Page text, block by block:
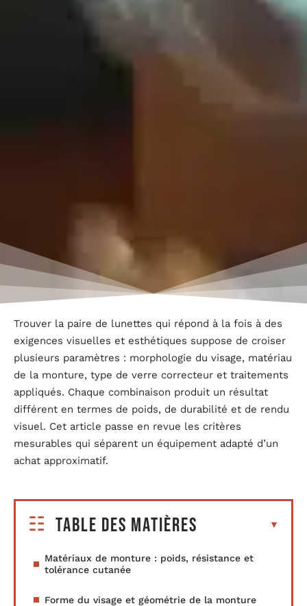
Trouver la paire de lunettes qui répond à la fois à des
exigences visuelles et esthétiques suppose de croiser
plusieurs paramètres : morphologie du visage, matériau
de la monture, type de verre correcteur et traitements
appliqués. Chaque combinaison produit un résultat
différent en termes de poids, de durabilité et de rendu
visuel. Cet article passe en revue les critères
mesurables qui séparent un équipement adapté d’un
achat approximatif.
Table des matières
Matériaux de monture : poids, résistance et
tolérance cutanée
Forme du visage et géométrie de la monture